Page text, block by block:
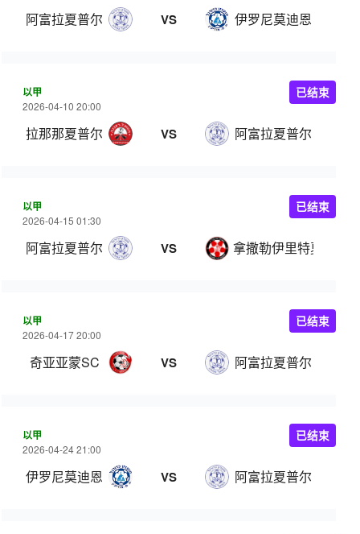
阿富拉夏普尔 VS 伊罗尼莫迪恩
以甲
2026-04-10 20:00
拉那那夏普尔 VS 阿富拉夏普尔
已结束
以甲
2026-04-15 01:30
阿富拉夏普尔 VS 拿撒勒伊里特夏普尔
已结束
以甲
2026-04-17 20:00
奇亚亚蒙SC VS 阿富拉夏普尔
已结束
以甲
2026-04-24 21:00
伊罗尼莫迪恩 VS 阿富拉夏普尔
已结束